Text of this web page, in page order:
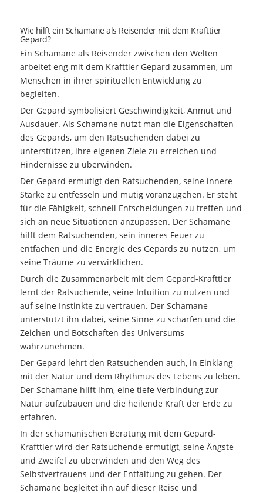
Wie hilft ein Schamane als Reisender mit dem Krafttier
Gepard?
Ein Schamane als Reisender zwischen den Welten
arbeitet eng mit dem Krafttier Gepard zusammen, um
Menschen in ihrer spirituellen Entwicklung zu
begleiten.
Der Gepard symbolisiert Geschwindigkeit, Anmut und
Ausdauer. Als Schamane nutzt man die Eigenschaften
des Gepards, um den Ratsuchenden dabei zu
unterstützen, ihre eigenen Ziele zu erreichen und
Hindernisse zu überwinden.
Der Gepard ermutigt den Ratsuchenden, seine innere
Stärke zu entfesseln und mutig voranzugehen. Er steht
für die Fähigkeit, schnell Entscheidungen zu treffen und
sich an neue Situationen anzupassen. Der Schamane
hilft dem Ratsuchenden, sein inneres Feuer zu
entfachen und die Energie des Gepards zu nutzen, um
seine Träume zu verwirklichen.
Durch die Zusammenarbeit mit dem Gepard-Krafttier
lernt der Ratsuchende, seine Intuition zu nutzen und
auf seine Instinkte zu vertrauen. Der Schamane
unterstützt ihn dabei, seine Sinne zu schärfen und die
Zeichen und Botschaften des Universums
wahrzunehmen.
Der Gepard lehrt den Ratsuchenden auch, in Einklang
mit der Natur und dem Rhythmus des Lebens zu leben.
Der Schamane hilft ihm, eine tiefe Verbindung zur
Natur aufzubauen und die heilende Kraft der Erde zu
erfahren.
In der schamanischen Beratung mit dem Gepard-
Krafttier wird der Ratsuchende ermutigt, seine Ängste
und Zweifel zu überwinden und den Weg des
Selbstvertrauens und der Entfaltung zu gehen. Der
Schamane begleitet ihn auf dieser Reise und